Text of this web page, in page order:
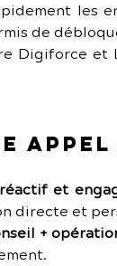
les
de
Digiforce et
appel
et
directe et
+